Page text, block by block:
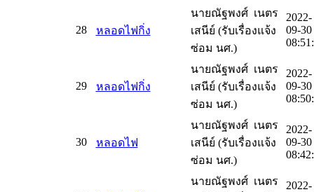
28 หลอดไฟกิ่ง
นายณัฐพงศ์ เนตร
เสนีย์ (รับเรื่องแจ้ง
ซ่อม นศ.)
2022-
09-30
29 หลอดไฟกิ่ง
นายณัฐพงศ์ เนตร
เสนีย์ (รับเรื่องแจ้ง
ซ่อม นศ.)
2022-
09-30
30 หลอดไฟ
นายณัฐพงศ์ เนตร
เสนีย์ (รับเรื่องแจ้ง
ซ่อม นศ.)
2022-
09-30
นายณัฐพงศ์ เนตร
2022-